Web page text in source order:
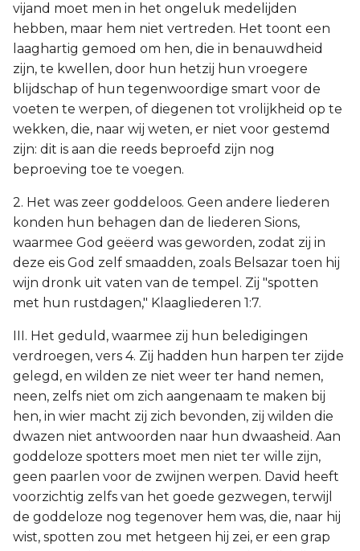
vijand moet men in het ongeluk medelijden
hebben, maar hem niet vertreden. Het toont een
laaghartig gemoed om hen, die in benauwdheid
zijn, te kwellen, door hun hetzij hun vroegere
blijdschap of hun tegenwoordige smart voor de
voeten te werpen, of diegenen tot vrolijkheid op te
wekken, die, naar wij weten, er niet voor gestemd
zijn: dit is aan die reeds beproefd zijn nog
beproeving toe te voegen.
2. Het was zeer goddeloos. Geen andere liederen
konden hun behagen dan de liederen Sions,
waarmee God geëerd was geworden, zodat zij in
deze eis God zelf smaadden, zoals Belsazar toen hij
wijn dronk uit vaten van de tempel. Zij "spotten
met hun rustdagen," Klaagliederen 1:7.
III. Het geduld, waarmee zij hun beledigingen
verdroegen, vers 4. Zij hadden hun harpen ter zijde
gelegd, en wilden ze niet weer ter hand nemen,
neen, zelfs niet om zich aangenaam te maken bij
hen, in wier macht zij zich bevonden, zij wilden die
dwazen niet antwoorden naar hun dwaasheid. Aan
goddeloze spotters moet men niet ter wille zijn,
geen paarlen voor de zwijnen werpen. David heeft
voorzichtig zelfs van het goede gezwegen, terwijl
de goddeloze nog tegenover hem was, die, naar hij
wist, spotten zou met hetgeen hij zei, er een grap